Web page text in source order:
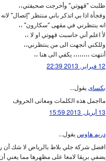
طلبت "قهوتي" وأخرجت صحيفتي،،
وفجأة اذا بي اتذكر باني منتظر "إتصال"
انه ينتظرني في مقهى "سكارون" ،،
لأ اعلم أني حاسبت قهوتي او لا ،،
وللكني أتجهت الى من ينتظرني،،
أنتهت ،،،،،،،، يكفي الى هنا ،،
12 فبراير, 2013 22:39
بكساىيقول...
مااجمل هذه الكلمات ومعانى الحروف
13 أبريل, 2013 15:59
دريم هاوس يقول...
افضل شركة جلي بلاط بالرياض لا شك أن
يضفي بريقا لامعا على مظهرها مما يعني أن